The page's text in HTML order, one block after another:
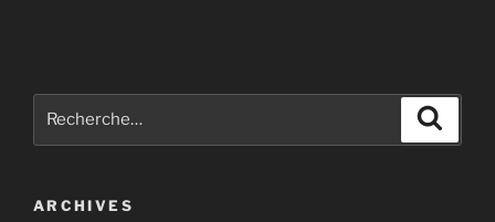
ARCHIVES